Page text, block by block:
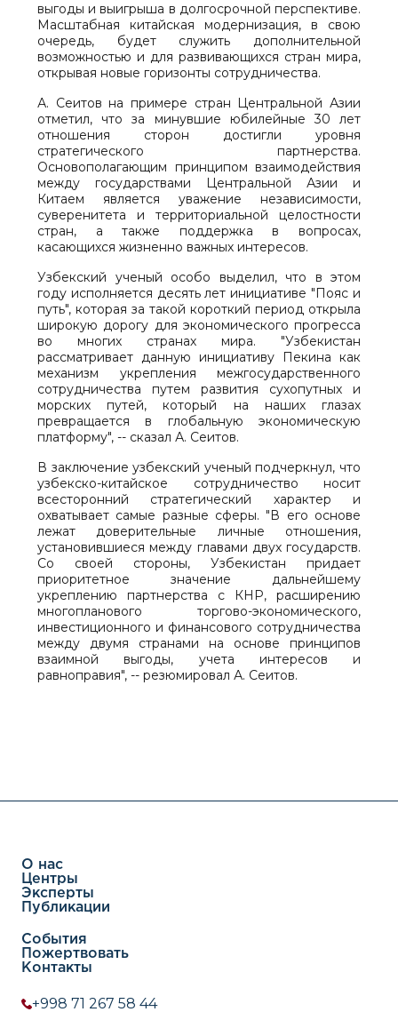
выгоды и выигрыша в долгосрочной перспективе.
Масштабная китайская модернизация, в свою
очередь, будет служить дополнительной
возможностью и для развивающихся стран мира,
открывая новые горизонты сотрудничества.
А. Сеитов на примере стран Центральной Азии
отметил, что за минувшие юбилейные 30 лет
отношения сторон достигли уровня
стратегического партнерства.
Основополагающим принципом взаимодействия
между государствами Центральной Азии и
Китаем является уважение независимости,
суверенитета и территориальной целостности
стран, а также поддержка в вопросах,
касающихся жизненно важных интересов.
Узбекский ученый особо выделил, что в этом
году исполняется десять лет инициативе "Пояс и
путь", которая за такой короткий период открыла
широкую дорогу для экономического прогресса
во многих странах мира. "Узбекистан
рассматривает данную инициативу Пекина как
механизм укрепления межгосударственного
сотрудничества путем развития сухопутных и
морских путей, который на наших глазах
превращается в глобальную экономическую
платформу", -- сказал А. Сеитов.
В заключение узбекский ученый подчеркнул, что
узбекско-китайское сотрудничество носит
всесторонний стратегический характер и
охватывает самые разные сферы. "В его основе
лежат доверительные личные отношения,
установившиеся между главами двух государств.
Со своей стороны, Узбекистан придает
приоритетное значение дальнейшему
укреплению партнерства с КНР, расширению
многопланового торгово-экономического,
инвестиционного и финансового сотрудничества
между двумя странами на основе принципов
взаимной выгоды, учета интересов и
равноправия", -- резюмировал А. Сеитов.
О нас
Центры
Эксперты
Публикации
События
Пожертвовать
Контакты
+998 71 267 58 44